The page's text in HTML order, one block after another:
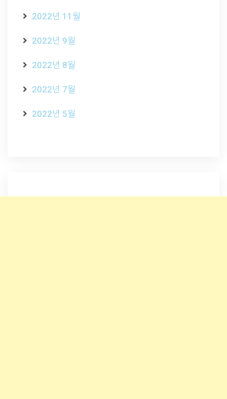
2022년 11월
2022년 9월
2022년 8월
2022년 7월
2022년 5월